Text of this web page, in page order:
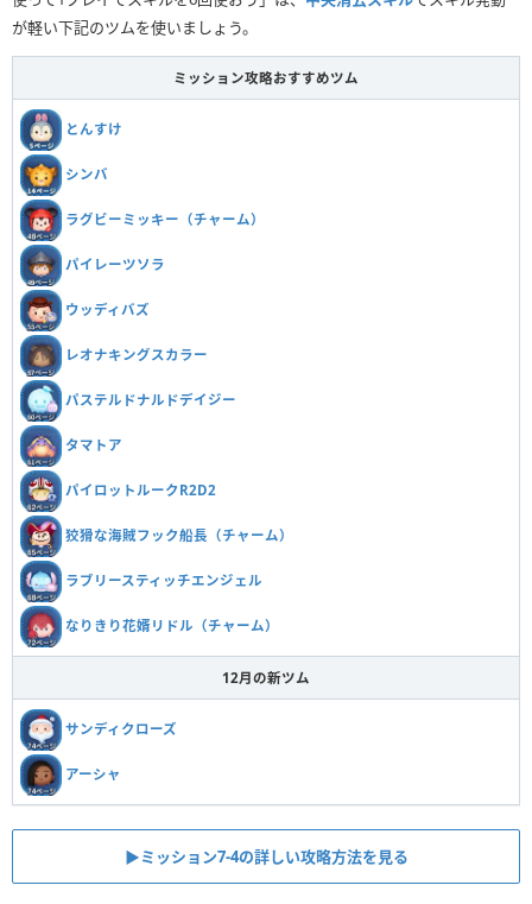
が軽い下記のツムを使いましょう。
ミッション攻略おすすめツム
とんすけ
シンバ
ラグビーミッキー（チャーム）
パイレーツソラ
ウッディバズ
レオナキングスカラー
パステルドナルドデイジー
タマトア
パイロットルークR2D2
狡猾な海賊フック船長（チャーム）
ラブリースティッチエンジェル
なりきり花婿リドル（チャーム）
12月の新ツム
サンディクローズ
アーシャ
▶︎ミッション7-4の詳しい攻略方法を見る